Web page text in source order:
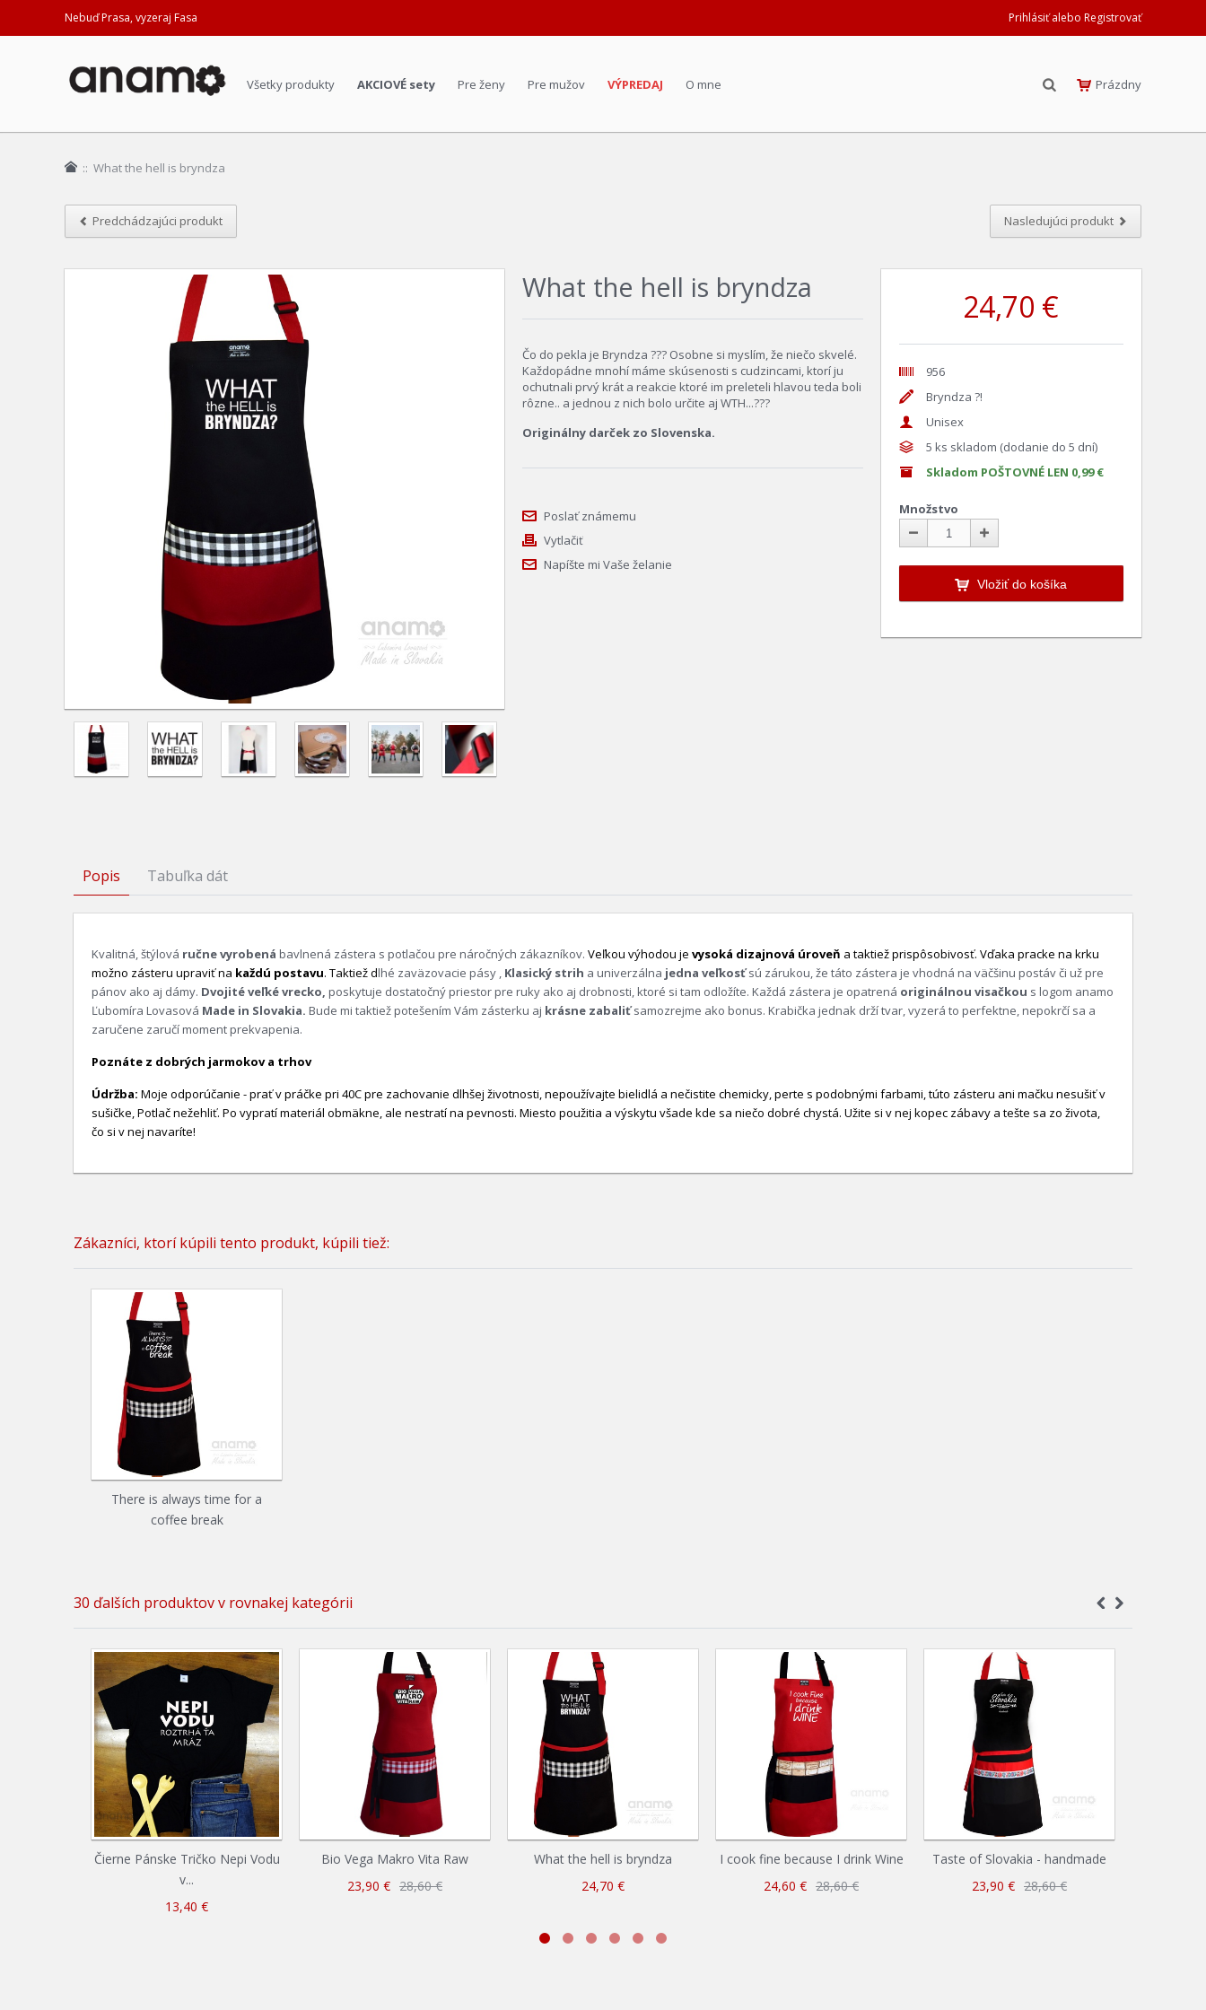
Nebuď Prasa, vyzeraj Fasa Prihlásiť alebo Registrovať
Všetky produkty AKCIOVÉ sety Pre ženy Pre mužov VÝPREDAJ O mne Prázdny
:: What the hell is bryndza
Predchádzajúci produkt Nasledujúci produkt
What the hell is bryndza
Čo do pekla je Bryndza ??? Osobne si myslím, že niečo skvelé.
Každopádne mnohí máme skúsenosti s cudzincami, ktorí ju
ochutnali prvý krát a reakcie ktoré im preleteli hlavou teda boli
rôzne.. a jednou z nich bolo určite aj WTH...???
Originálny darček zo Slovenska.
Poslať známemu
Vytlačiť
Napíšte mi Vaše želanie
24,70 €
956
Bryndza ?!
Unisex
5 ks skladom (dodanie do 5 dní)
Skladom POŠTOVNÉ LEN 0,99 €
Množstvo
Vložiť do košíka
Popis Tabuľka dát
Kvalitná, štýlová ručne vyrobená bavlnená zástera s potlačou pre náročných zákazníkov. Veľkou výhodou je vysoká dizajnová úroveň a taktiež prispôsobivosť. Vďaka pracke na krku
možno zásteru upraviť na každú postavu. Taktiež dlhé zaväzovacie pásy , Klasický strih a univerzálna jedna veľkosťsú zárukou, že táto zástera je vhodná na väčšinu postáv či už pre
pánov ako aj dámy. Dvojité veľké vrecko, poskytuje dostatočný priestor pre ruky ako aj drobnosti, ktoré si tam odložíte. Každá zástera je opatrená originálnou visačkou s logom anamo
Ľubomíra Lovasová Made in Slovakia. Bude mi taktiež potešením Vám zásterku aj krásne zabaliťsamozrejme ako bonus. Krabička jednak drží tvar, vyzerá to perfektne, nepokrčí sa a
zaručene zaručí moment prekvapenia.
Poznáte z dobrých jarmokov a trhov
Údržba: Moje odporúčanie - prať v práčke pri 40C pre zachovanie dlhšej životnosti, nepoužívajte bielidlá a nečistite chemicky, perte s podobnými farbami, túto zásteru ani mačku nesušiť v
sušičke, Potlač nežehliť. Po vypratí materiál obmäkne, ale nestratí na pevnosti. Miesto použitia a výskytu všade kde sa niečo dobré chystá. Užite si v nej kopec zábavy a tešte sa zo života,
čo si v nej navaríte!
Zákazníci, ktorí kúpili tento produkt, kúpili tiež:
There is always time for a
coffee break
30 ďalších produktov v rovnakej kategórii
Čierne Pánske Tričko Nepi Vodu
v...
13,40 €
Bio Vega Makro Vita Raw
23,90 € 28,60 €
What the hell is bryndza
24,70 €
I cook fine because I drink Wine
24,60 € 28,60 €
Taste of Slovakia - handmade
23,90 € 28,60 €